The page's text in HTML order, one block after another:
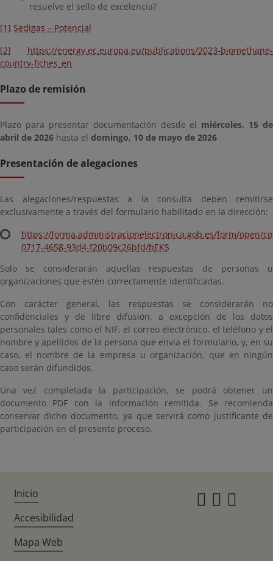
resuelve el sello de excelencia?
[1] Sedigas – Potencial
[2]
https://energy.ec.europa.eu/publications/2023-biomethane-
country-fiches_en
Plazo de remisión
Plazo para presentar documentación desde el miércoles, 15 de
abril de 2026 hasta el domingo, 10 de mayo de 2026
Presentación de alegaciones
Las alegaciones/respuestas a la consulta deben remitirse
exclusivamente a través del formulario habilitado en la dirección:
https://forma.administracionelectronica.gob.es/form/open/
0717-4658-93d4-f20b09c26bfd/bEKS
Solo se considerarán aquellas respuestas de personas u
organizaciones que estén correctamente identificadas.
Con carácter general, las respuestas se considerarán no
confidenciales y de libre difusión, a excepción de los datos
personales tales como el NIF, el correo electrónico, el teléfono y el
nombre y apellidos de la persona que envía el formulario, y, en su
caso, el nombre de la empresa u organización, que en ningún
caso serán difundidos.
Una vez completada la participación, se podrá obtener un
documento PDF con la información remitida. Se recomienda
conservar dicho documento, ya que servirá como justificante de
participación en el presente proceso.
Inicio
Accesibilidad
Mapa Web